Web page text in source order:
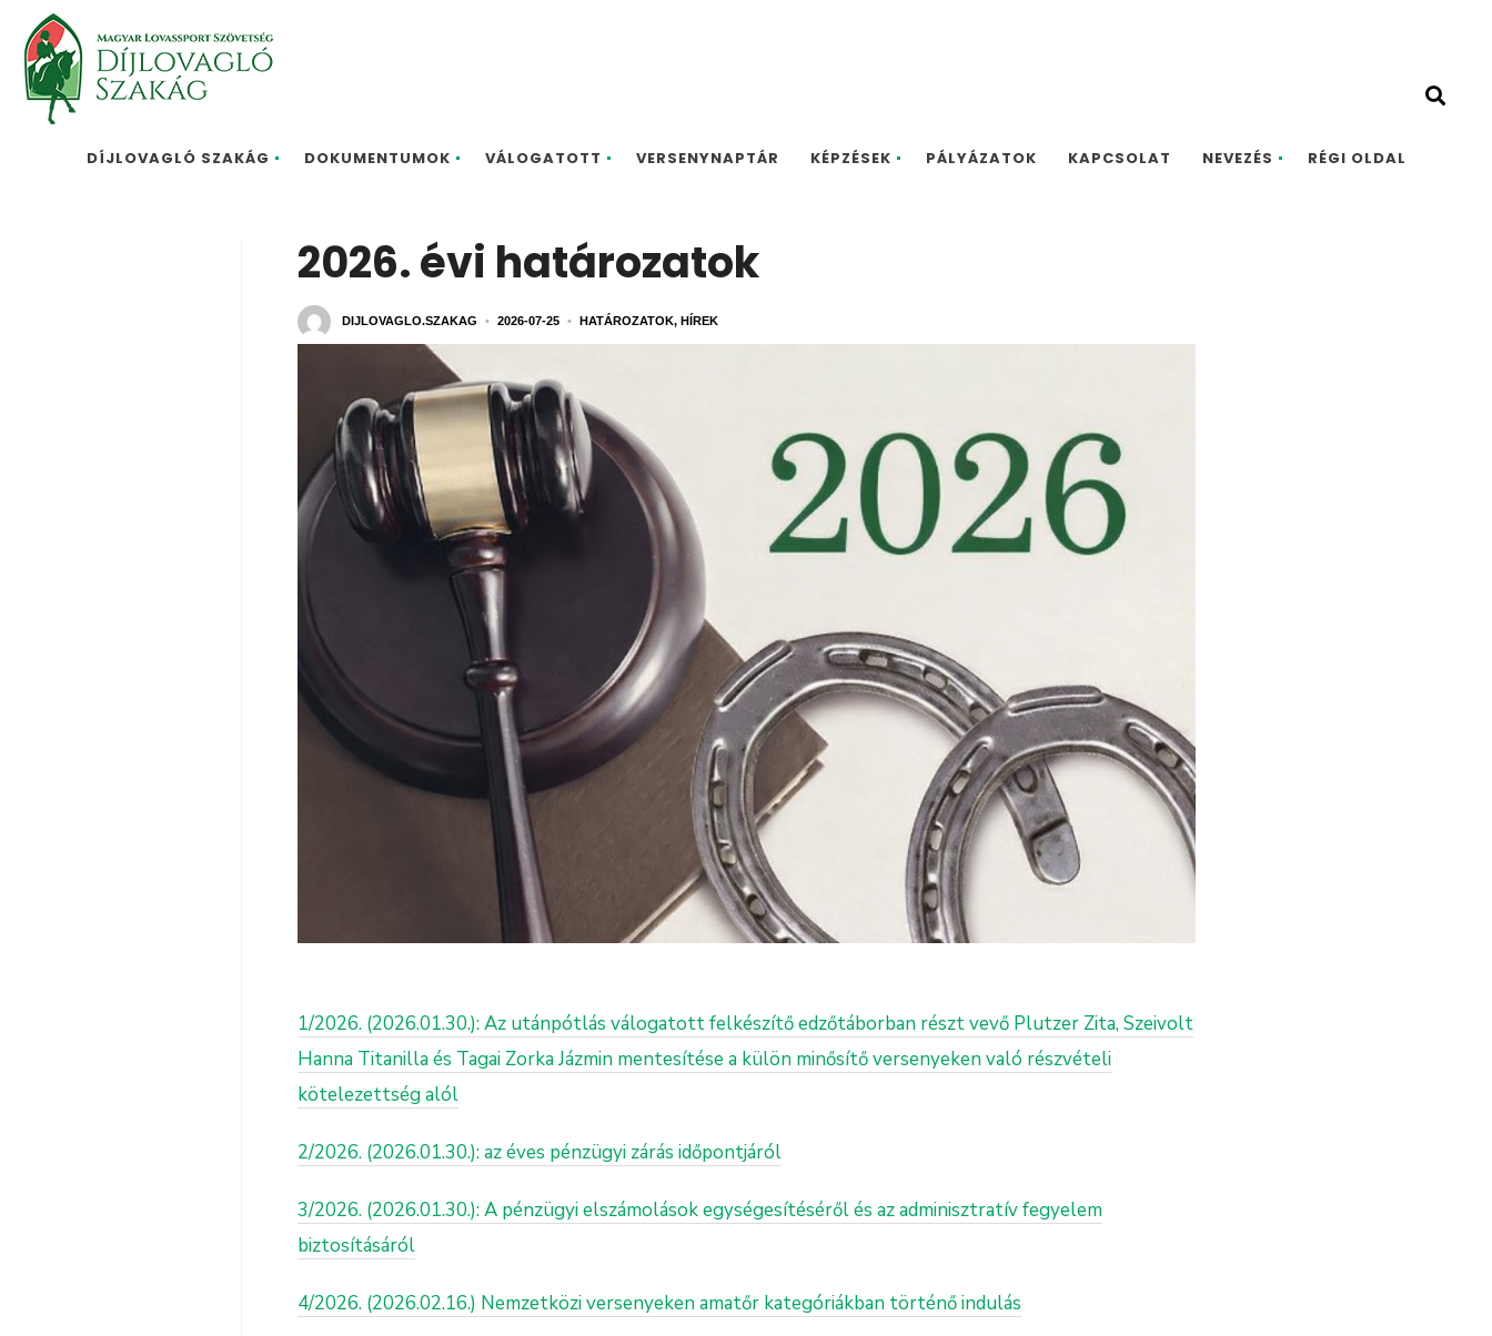
DÍJLOVAGLÓ SZAKÁG DOKUMENTUMOK VÁLOGATOTT VERSENYNAPTÁR KÉPZÉSEK PÁLYÁZATOK KAPCSOLAT NEVEZÉS RÉGI OLDAL
2026. évi határozatok
DIJLOVAGLO.SZAKAG • 2026-07-25 • HATÁROZATOK, HÍREK
1/2026. (2026.01.30.): Az utánpótlás válogatott felkészítő edzőtáborban részt vevő Plutzer Zita, Szeivolt
Hanna Titanilla és Tagai Zorka Jázmin mentesítése a külön minősítő versenyeken való részvételi
kötelezettség alól
2/2026. (2026.01.30.): az éves pénzügyi zárás időpontjáról
3/2026. (2026.01.30.): A pénzügyi elszámolások egységesítéséről és az adminisztratív fegyelem
biztosításáról
4/2026. (2026.02.16.) Nemzetközi versenyeken amatőr kategóriákban történő indulás